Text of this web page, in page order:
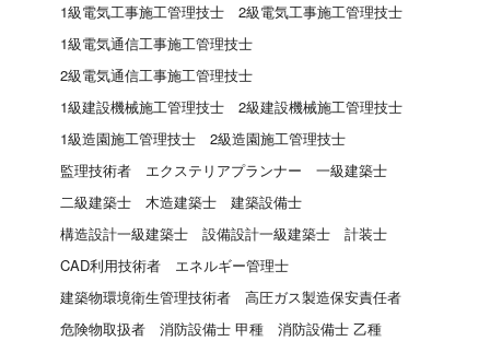
1級電気工事施工管理技士
2級電気工事施工管理技士
1級電気通信工事施工管理技士
2級電気通信工事施工管理技士
1級建設機械施工管理技士
2級建設機械施工管理技士
1級造園施工管理技士
2級造園施工管理技士
監理技術者
エクステリアプランナー
一級建築士
二級建築士
木造建築士
建築設備士
構造設計一級建築士
設備設計一級建築士
計装士
CAD利用技術者
エネルギー管理士
建築物環境衛生管理技術者
高圧ガス製造保安責任者
危険物取扱者
消防設備士 甲種
消防設備士 乙種